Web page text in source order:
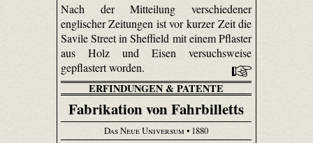
Nach der Mitteilung verschiedener
englischer Zeitungen ist vor kurzer Zeit die
Savile Street in Sheffield mit einem Pflaster
aus Holz und Eisen versuchsweise
gepflastert worden.
ERFINDUNGEN & PATENTE
Fabrikation von Fahrbilletts
Das Neue Universum • 1880